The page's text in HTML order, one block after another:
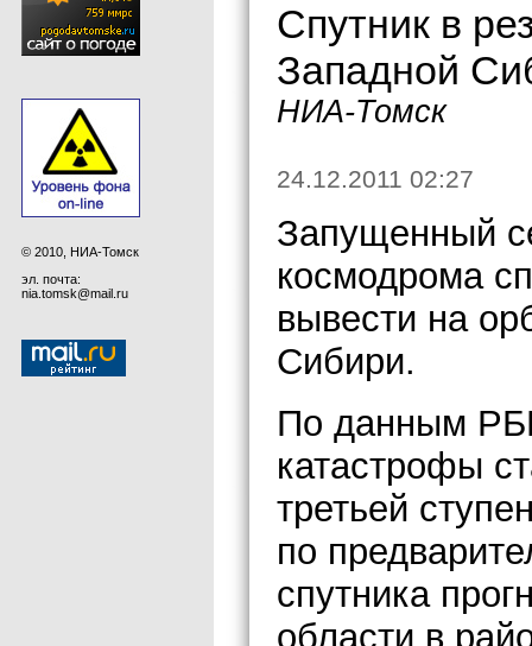
© 2010, НИА-Томск
эл. почта:
nia.tomsk@mail.ru
Спутник в
Западной
НИА-Томск
24.12.2011 02:27
Запущенный
космодрома
вывести на
Сибири.
По данным
катастрофы
третьей
по
спутника
области в